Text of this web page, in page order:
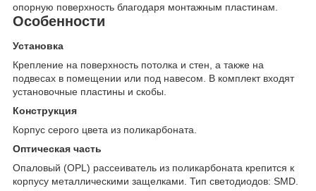
опорную поверхность благодаря монтажным пластинам.
Особенности
Установка
Крепление на поверхность потолка и стен, а также на
подвесах в помещении или под навесом. В комплект входят
установочные пластины и скобы.
Конструкция
Корпус серого цвета из поликарбоната.
Оптическая часть
Опаловый (OPL) рассеиватель из поликарбоната крепится к
корпусу металлическими защелками. Тип светодиодов: SMD.